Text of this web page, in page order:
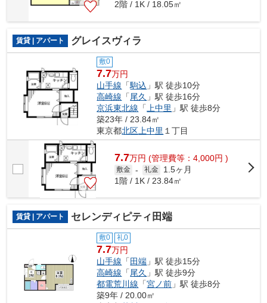
2階 / 1K / 18.05㎡
賃貸 | アパート グレイスヴィラ
敷0
7.7万円
山手線 「駒込 」駅 徒歩10分
高崎線 「尾久 」駅 徒歩16分
京浜東北線 「 上中里 」駅 徒歩8分
築23年 / 23.84㎡
東京都北区 上中里 １丁目
7.7万円 (管理費等：4,000円 )
敷金 - 礼金
1.5ヶ月
1階 / 1K / 23.84㎡
賃貸 | アパート セレンディピティ田端
敷0 礼0
7.7万円
山手線 「 田端 」駅 徒歩15分
高崎線 「尾久 」駅 徒歩9分
都電荒川線 「宮ノ前 」駅 徒歩8分
築9年 / 20.00㎡